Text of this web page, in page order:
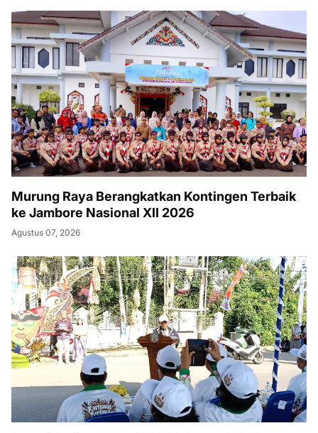
Murung Raya Berangkatkan Kontingen Terbaik
ke Jambore Nasional XII 2026
Agustus 07, 2026